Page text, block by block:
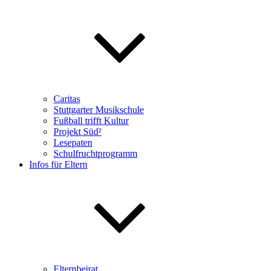
Caritas
Stuttgarter Musikschule
Fußball trifft Kultur
Projekt Süd²
Lesepaten
Schulfruchtprogramm
Infos für Eltern
Elternbeirat